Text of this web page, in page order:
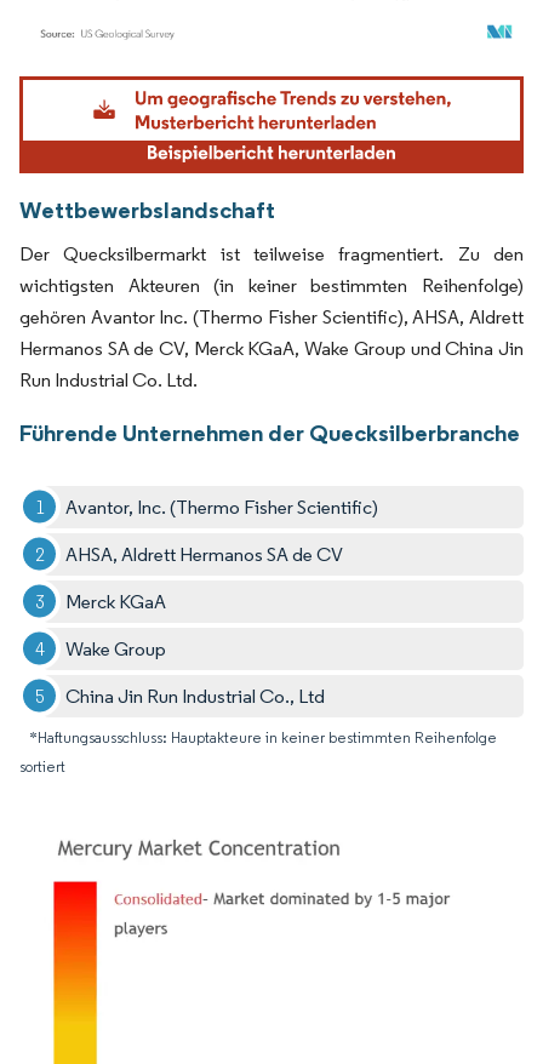
Bild © Mordor Intelligence. Wiederverwendung erfordert Namensnennung gemäß
Wettbewerbslandschaft
Der Quecksilbermarkt ist teilweise fragmentiert. Zu den
wichtigsten Akteuren (in keiner bestimmten Reihenfolge)
gehören Avantor Inc. (Thermo Fisher Scientific), AHSA, Aldrett
Hermanos SA de CV, Merck KGaA, Wake Group und China Jin
Run Industrial Co. Ltd.
Führende Unternehmen der Quecksilberbranche
Avantor, Inc. (Thermo Fisher Scientific)
AHSA, Aldrett Hermanos SA de CV
Merck KGaA
Wake Group
China Jin Run Industrial Co., Ltd
*Haftungsausschluss: Hauptakteure in keiner bestimmten Reihenfolge
sortiert